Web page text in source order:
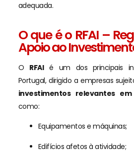
adequada.
O que é o RFAI –
Apoio ao
O RFAIé um dos principais
Portugal, dirigido a empresas
investimentos relevantes
como:
Equipamentos e máquinas;
Edifícios afetos à atividade;